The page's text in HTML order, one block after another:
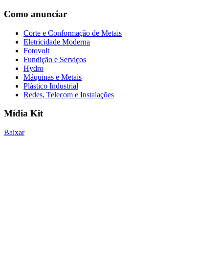
Como anunciar
Corte e Conformação de Metais
Eletricidade Moderna
Fotovolt
Fundição e Serviços
Hydro
Máquinas e Metais
Plástico Industrial
Redes, Telecom e Instalações
Mídia Kit
Baixar